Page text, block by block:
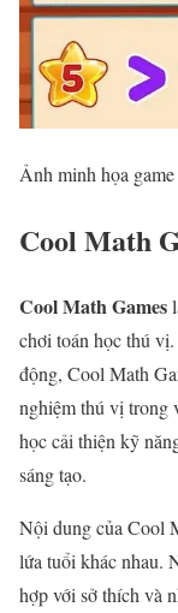
Ảnh minh họa
Cool Math
Cool Math Games
chơi toán học thú
động, Cool Math
nghiệm thú vị trong
học cải thiện kỹ
sáng tạo.
Nội dung của Cool
lứa tuổi khác nhau.
hợp với sở thích và